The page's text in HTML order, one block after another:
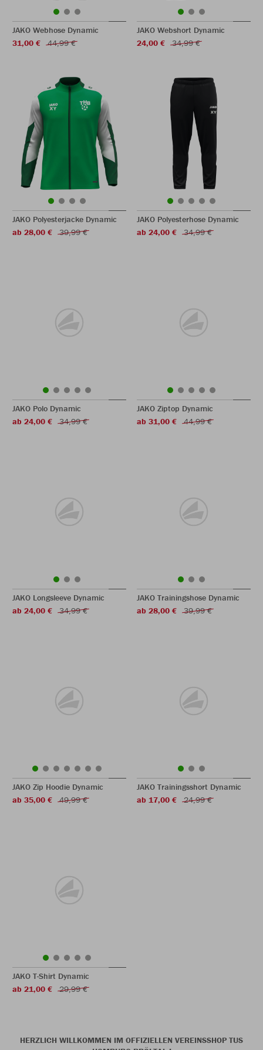
JAKO Webhose Dynamic
31,00 €
44,99 €
JAKO Webshort Dynamic
24,00 €
34,99 €
JAKO Polyesterjacke Dynamic
ab 28,00 €
39,99 €
JAKO Polyesterhose Dynamic
ab 24,00 €
34,99 €
JAKO Polo Dynamic
ab 24,00 €
34,99 €
JAKO Ziptop Dynamic
ab 31,00 €
44,99 €
JAKO Longsleeve Dynamic
ab 24,00 €
34,99 €
JAKO Trainingshose Dynamic
ab 28,00 €
39,99 €
JAKO Zip Hoodie Dynamic
ab 35,00 €
49,99 €
JAKO Trainingsshort Dynamic
ab 17,00 €
24,99 €
JAKO T-Shirt Dynamic
ab 21,00 €
29,99 €
HERZLICH WILLKOMMEN IM OFFIZIELLEN VEREINSSHOP TUS